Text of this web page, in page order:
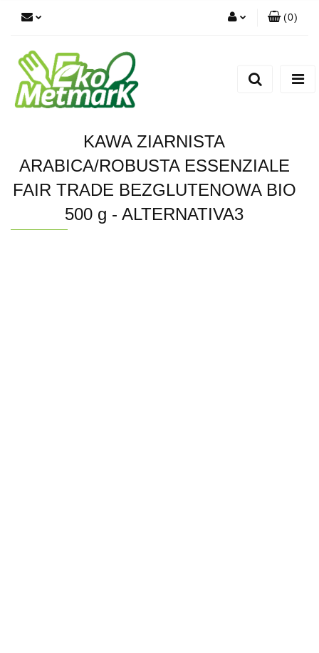
(0)
KAWA ZIARNISTA
ARABICA/ROBUSTA ESSENZIALE
FAIR TRADE BEZGLUTENOWA BIO
500 g - ALTERNATIVA3